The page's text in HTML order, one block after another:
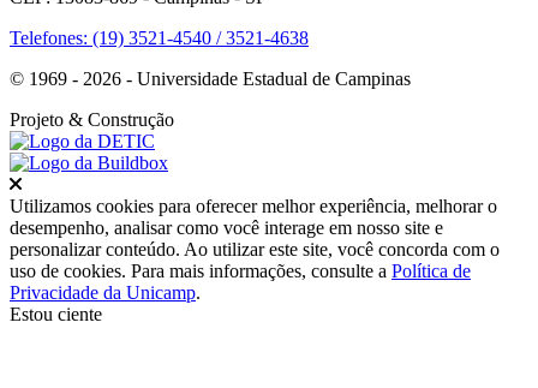
Telefones: (19) 3521-4540 / 3521-4638
© 1969 - 2026 - Universidade Estadual de Campinas
Projeto & Construção
Fechar
Utilizamos cookies para oferecer melhor experiência, melhorar o
desempenho, analisar como você interage em nosso site e
personalizar conteúdo. Ao utilizar este site, você concorda com o
uso de cookies. Para mais informações, consulte a Política de
Privacidade da Unicamp.
Estou ciente